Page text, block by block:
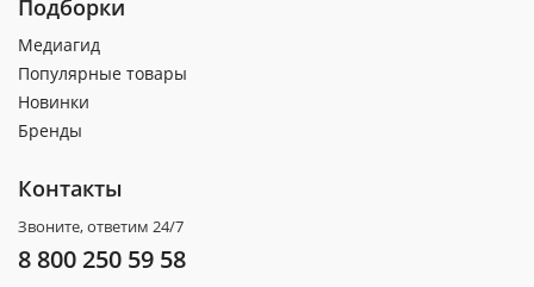
Подборки
Медиагид
Популярные товары
Новинки
Бренды
Контакты
Звоните, ответим 24/7
8 800 250 59 58